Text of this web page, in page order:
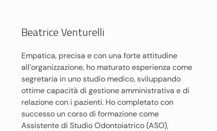
Beatrice Venturelli
Empatica, precisa e con una forte attitudine
all’organizzazione, ho maturato esperienza come
segretaria in uno studio medico, sviluppando
ottime capacità di gestione amministrativa e di
relazione con i pazienti. Ho completato con
successo un corso di formazione come
Assistente di Studio Odontoiatrico (ASO),